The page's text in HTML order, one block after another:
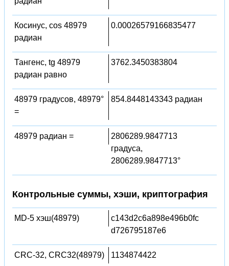
Косинус, cos 48979
радиан
0.00026579166835477
Тангенс, tg 48979
радиан равно
3762.3450383804
48979 градусов, 48979°
=
854.8448143343 радиан
48979 радиан =
2806289.9847713
градуса,
2806289.9847713°
Контрольные суммы, хэши, криптография
MD-5 хэш(48979)
c143d2c6a898e496b0fc
d726795187e6
CRC-32, CRC32(48979) 1134874422